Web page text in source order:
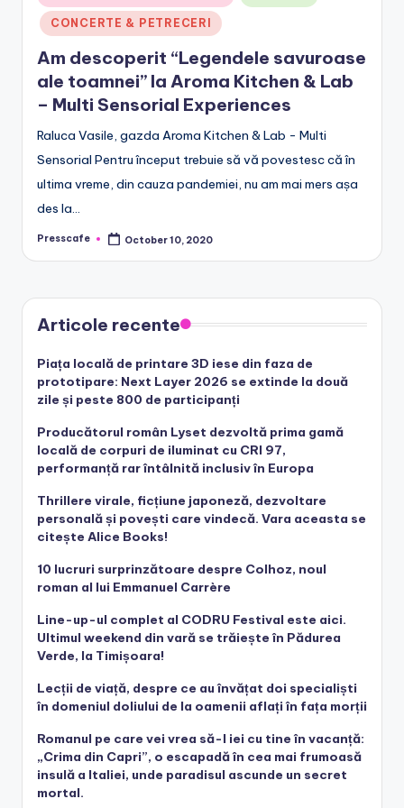
in
CONCERTE & PETRECERI
Am descoperit “Legendele savuroase
ale toamnei” la Aroma Kitchen & Lab
– Multi Sensorial Experiences
Raluca Vasile, gazda Aroma Kitchen & Lab - Multi
Sensorial Pentru început trebuie să vă povestesc că în
ultima vreme, din cauza pandemiei, nu am mai mers așa
des la…
Posted
Presscafe October 10, 2020
Articole recente
Piața locală de printare 3D iese din faza de
prototipare: Next Layer 2026 se extinde la două
zile și peste 800 de participanți
Producătorul român Lyset dezvoltă prima gamă
locală de corpuri de iluminat cu CRI 97,
performanță rar întâlnită inclusiv în Europa
Thrillere virale, ficțiune japoneză, dezvoltare
personală și povești care vindecă. Vara aceasta se
citește Alice Books!
10 lucruri surprinzătoare despre Colhoz, noul
roman al lui Emmanuel Carrère
Line-up-ul complet al CODRU Festival este aici.
Ultimul weekend din vară se trăiește în Pădurea
Verde, la Timișoara!
Lecții de viață, despre ce au învățat doi specialiști
în domeniul doliului de la oamenii aflați în fața morții
Romanul pe care vei vrea să-l iei cu tine în vacanță:
„Crima din Capri”, o escapadă în cea mai frumoasă
insulă a Italiei, unde paradisul ascunde un secret
mortal.